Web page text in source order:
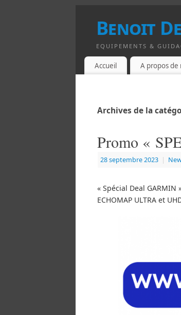
Benoit
EQUIPEMENTS &
Accueil A propos de
Archives de la
Promo «
28 septembre 2023 |
« Spécial Deal
ECHOMAP ULTRA et